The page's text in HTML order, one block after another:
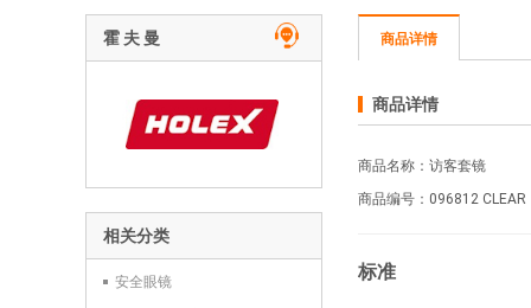
霍 夫 曼
相关分类
安全眼镜
商品详情
商品详情
商品名称：访客套镜
商品编号：096812 CLEAR
标准